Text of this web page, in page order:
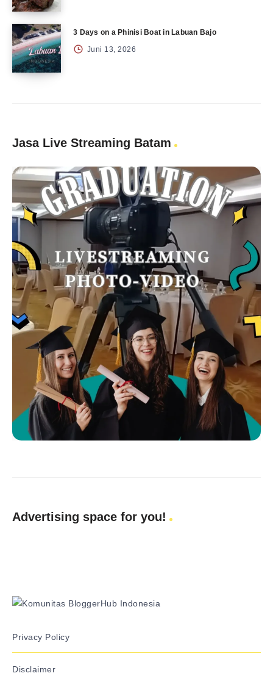
3 Days on a Phinisi Boat in Labuan Bajo
Juni 13, 2026
Jasa Live Streaming Batam
Advertising space for you!
Privacy Policy
Disclaimer